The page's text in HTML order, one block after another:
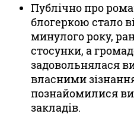
Публічно про
блогеркою стало
минулого року,
стосунки, а
задовольнялася
власними
познайомилися
закладів.